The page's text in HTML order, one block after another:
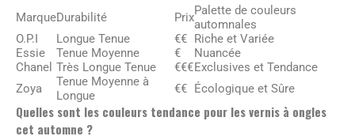
MarqueDurabilité PrixPalette de couleurs
automnales
O.P.I
Longue Tenue €€ Riche et Variée
Essie
Tenue Moyenne €
Nuancée
Chanel Très Longue Tenue €€€Exclusives et Tendance
Zoya
Tenue Moyenne à
Longue
€€ Écologique et Sûre
Quelles sont les couleurs tendance pour les vernis à ongles
cet automne ?